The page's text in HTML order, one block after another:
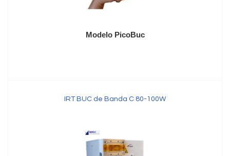
Modelo PicoBuc
IRT BUC de Banda C 80-100W